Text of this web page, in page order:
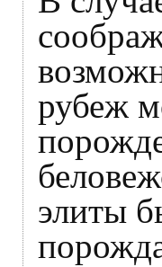
рубеж
элиты